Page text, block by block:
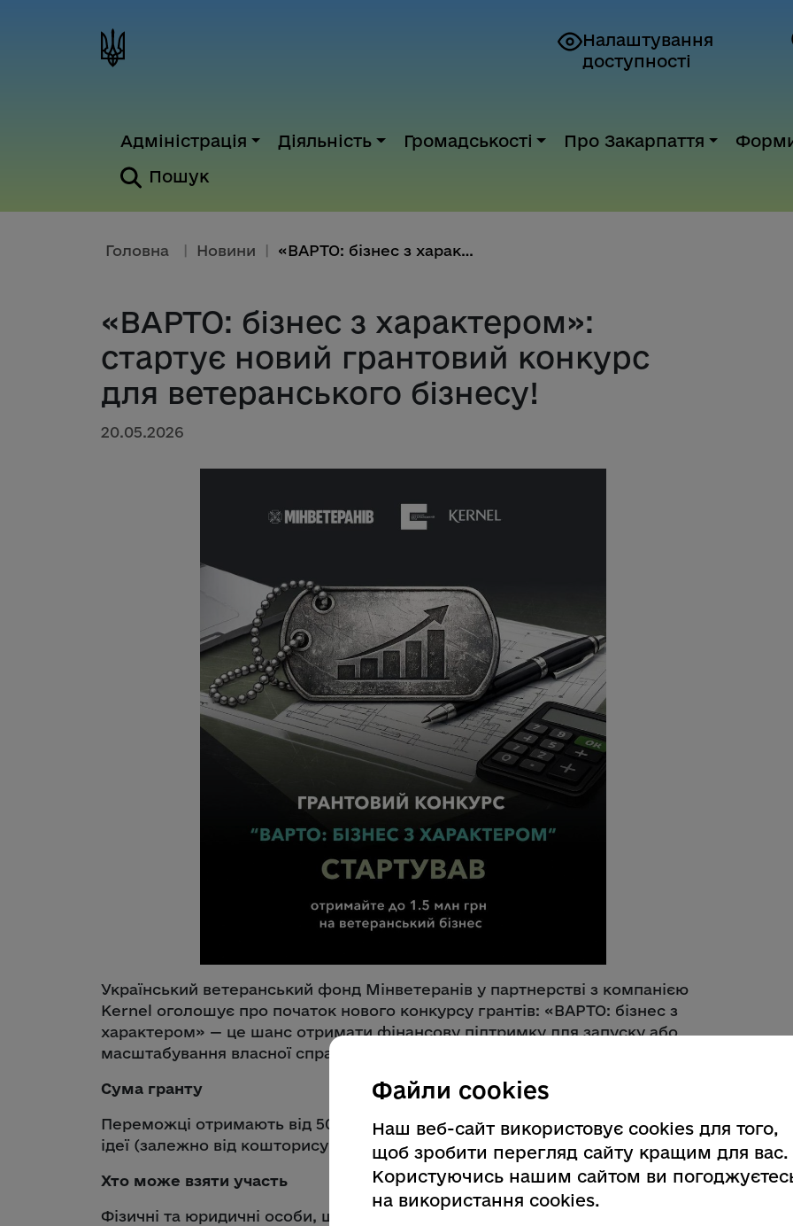
Налаштування
доступності
Адміністрація Діяльність Громадськості Про Закарпаття
Пошук
Головна Новини «ВАРТО: бізнес з характером»: ...
«ВАРТО: бізнес з характером»:
стартує новий грантовий конкурс
для ветеранського бізнесу!
20.05.2026
Український ветеранський фонд Мінветеранів у партнерстві з компанією
Kernel оголошує про початок нового конкурсу грантів: «ВАРТО: бізнес з
характером» — це шанс отримати фінансову підтримку для запуску або
масштабування власної справи.
Сума гранту
Переможці отримають від 500 тис. до 1,5 млн гривень на реалізацію своєї
ідеї (залежно від кошторису проєкту).
Хто може взяти участь
Фізичні та юридичні особи, що зареєстровані як суб’єкти ветеранського
Файли cookies
Наш веб-сайт використовує cookies для того,
щоб зробити перегляд сайту кращим для вас.
Користуючись нашим сайтом ви
на використання cookies.